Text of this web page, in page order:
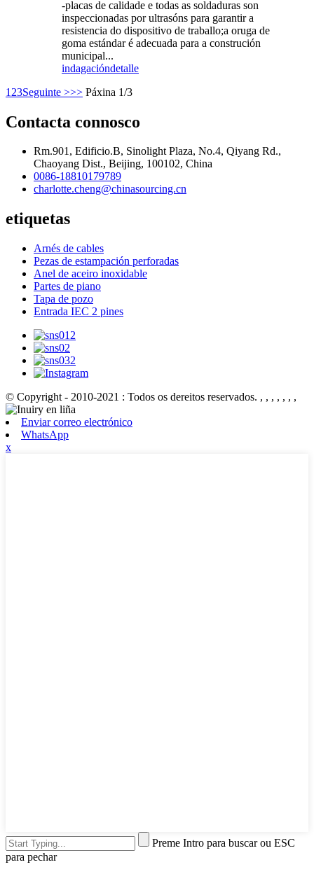
-placas de calidade e todas as soldaduras son
inspeccionadas por ultrasóns para garantir a
resistencia do dispositivo de traballo;a oruga de
goma estándar é adecuada para a construción
municipal...
indagacióndetalle
1 23Seguinte >>> Páxina 1/3
Contacta connosco
Rm.901, Edificio.B, Sinolight Plaza, No.4, Qiyang Rd.,
Chaoyang Dist., Beijing, 100102, China
0086-18810179789
charlotte.cheng@chinasourcing.cn
etiquetas
Arnés de cables
Pezas de estampación perforadas
Anel de aceiro inoxidable
Partes de piano
Tapa de pozo
Entrada IEC 2 pines
© Copyright - 2010-2021 : Todos os dereitos reservados. , , , , , , ,
Enviar correo electrónico
WhatsApp
x
Preme Intro para buscar ou ESC
para pechar